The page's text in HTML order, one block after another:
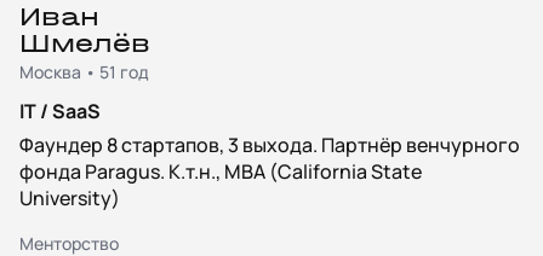
Иван
Шмелёв
Москва • 51 год
IT / SaaS
Фаундер 8 стартапов, 3 выхода. Партнёр венчурного
фонда Paragus. К.т.н., MBA (California State
University)
Менторство